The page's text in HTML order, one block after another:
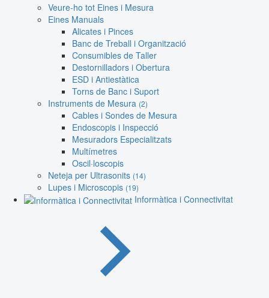
Veure-ho tot Eines i Mesura
Eines Manuals
Alicates i Pinces
Banc de Treball i Organització
Consumibles de Taller
Destornilladors i Obertura
ESD i Antiestàtica
Torns de Banc i Suport
Instruments de Mesura (2)
Cables i Sondes de Mesura
Endoscopis i Inspecció
Mesuradors Especialitzats
Multímetres
Oscil·loscopis
Neteja per Ultrasonits (14)
Lupes i Microscopis (19)
Informàtica i Connectivitat